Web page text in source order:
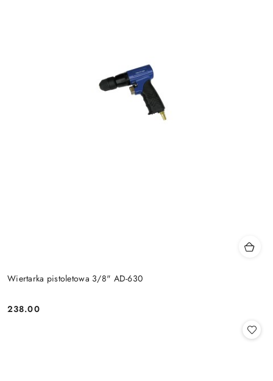
Wiertarka pistoletowa 3/8" AD-630
Cena:
238.00